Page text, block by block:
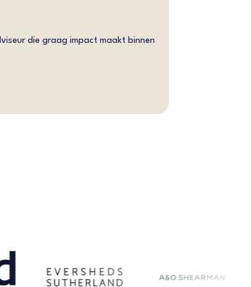
die graag impact maakt binnen